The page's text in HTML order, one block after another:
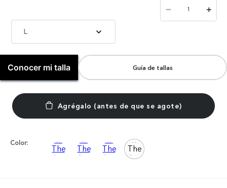
L
＋
－
Conocer mi talla Guía de tallas
Color: